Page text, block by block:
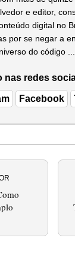
e editor,
digital no
por se negar a
do código ...
nas redes
Facebook